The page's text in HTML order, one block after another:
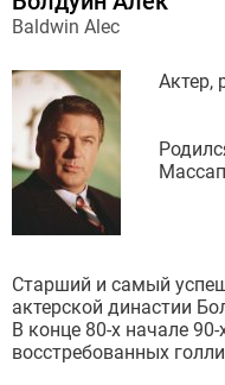
Baldwin Alec
Актер,
Старший и самый
актерской династии
В конце 80-х начале
восстребованных